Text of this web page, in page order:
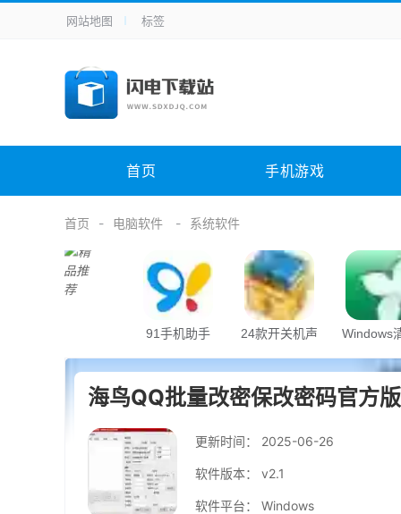
手机应用
手机游戏 H5游戏
电脑软件 其它类别 图形软件
未分类
网站地图 标签
首页 手机游戏
首页 电脑软件 系统软件
91手机助手
24款开关机声
Windows
海鸟QQ批量改密保改密码官方版
更新时间： 2025-06-26
软件版本： v2.1
软件平台： Windows